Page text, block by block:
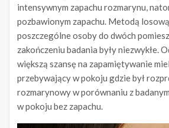
intensywnym zapachu rozmarynu,
pozbawionym zapachu. Metodą
poszczególne osoby do dwóch
zakończeniu badania były niezwykłe.
większą szansę na zapamiętywanie
przebywający w pokoju gdzie był
rozmarynowy w porównaniu z
w pokoju bez zapachu.